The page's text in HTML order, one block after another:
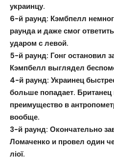
украинцу.
6-й раунд: Кэмбпелл
раунда и даже смог
ударом с левой.
5-й раунд: Гонг остановил
Кэмпбелл выглядел
4-й раунд: Украинец
больше попадает. Британец
преимущество в
вообще.
3-й раунд: Окончательно
Ломаченко и провел один
ліої.